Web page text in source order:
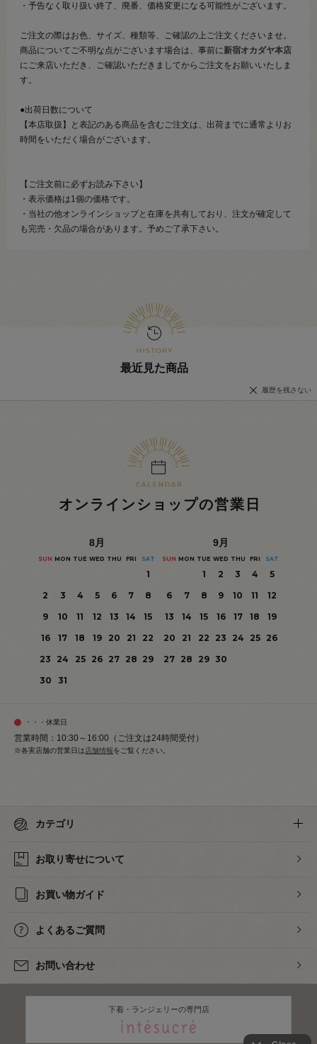
・予告なく取り扱い終了、廃番、価格変更になる可能性がございます。
ご注文の際はお色、サイズ、種類等、ご確認の上ご注文くださいませ。
商品についてご不明な点がございます場合は、事前に新宿オカダヤ本店
にご来店いただき、ご確認いただきましてからご注文をお願いいたしま
す。
●出荷日数について
【本店取扱】と表記のある商品を含むご注文は、出荷までに通常よりお
時間をいただく場合がございます。
【ご注文前に必ずお読み下さい】
・表示価格は1個の価格です。
・当社の他オンラインショップと在庫を共有しており、注文が確定して
も完売・欠品の場合があります。予めご了承下さい。
最近見た商品
履歴を残さない
オンラインショップの営業日
8月
SUN MON TUE WED THU FRI SAT
1
2
3 4 5 6 7
8
9
10 11 12 13 14
15
16
17 18 19 20 21
22
23
24 25 26 27 28 29
30
31
9月
SUN MON TUE WED THU FRI SAT
1 2 3 4
5
6
7 8 9 10 11
12
13
14 15 16 17 18
19
20
21 22 23 24 25
26
27 28 29 30
・・・休業日
営業時間：10:30～16:00（ご注文は24時間受付）
※各実店舗の営業日は 店舗情報をご覧ください。
カテゴリ
お取り寄せについて
お買い物ガイド
よくあるご質問
お問い合わせ
下着・ランジェリーの専門店